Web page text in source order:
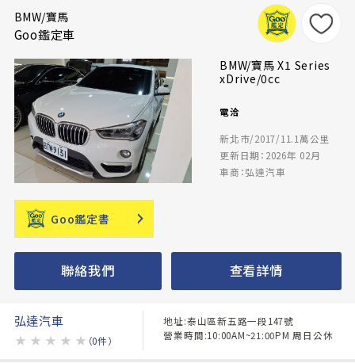
BMW/寶馬
Goo鑑定車
BMW/寶馬 X1 Series
xDrive/0cc
電洽
新北市/2017/11.1萬公里
更新日期：2026年 02月
車商：弘達汽車
Goo鑑定書
聯絡我們 查看詳情
弘達汽車
★ ★ ★ ★ ★ （0件）
地址:泰山區新五路一段147號
營業時間:10:00AM~21:00PM 周日公休